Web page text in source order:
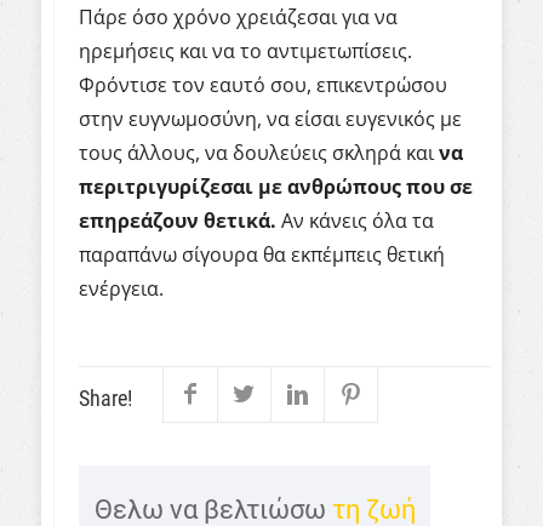
Πάρε όσο χρόνο χρειάζεσαι για να
ηρεμήσεις και να το αντιμετωπίσεις.
Φρόντισε τον εαυτό σου, επικεντρώσου
στην ευγνωμοσύνη, να είσαι ευγενικός με
τους άλλους, να δουλεύεις σκληρά καινα
περιτριγυρίζεσαι με ανθρώπους που σε
επηρεάζουν θετικά. Αν κάνεις όλα τα
παραπάνω σίγουρα θα εκπέμπεις θετική
ενέργεια.
Share!
Θελω να βελτιώσω τη ζωή